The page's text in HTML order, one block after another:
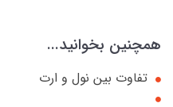
همچنین بخوانید...
تفاوت بین نول و ارت